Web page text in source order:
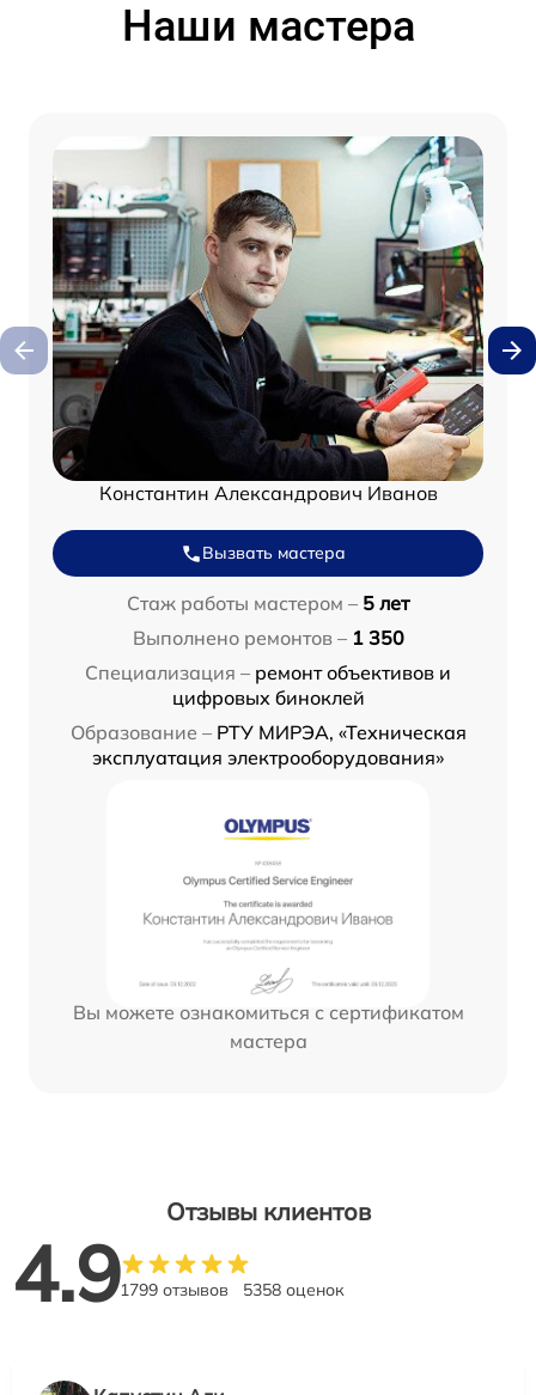
Наши мастера
Константин Александрович Иванов
Вызвать мастера
Стаж работы мастером – 5 лет
Выполнено ремонтов – 1 350
Специализация – ремонт объективов и
цифровых биноклей
Образование – РТУ МИРЭА, «Техническая
эксплуатация электрооборудования»
Вы можете ознакомиться с сертификатом
мастера
Отзывы клиентов
4.91799 отзывов 5358 оценок